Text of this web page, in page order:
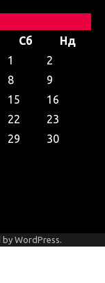
Сб
Нд
1
2
8
9
15
16
22
23
29
30
by WordPress